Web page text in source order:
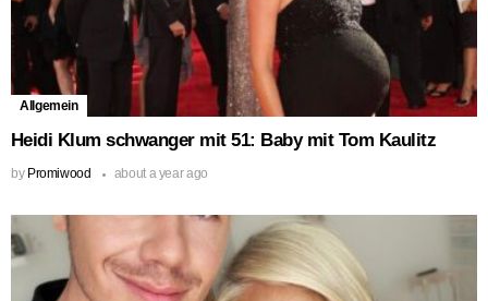
Allgemein
Heidi Klum schwanger mit 51: Baby mit Tom Kaulitz
by Promiwood about a year ago